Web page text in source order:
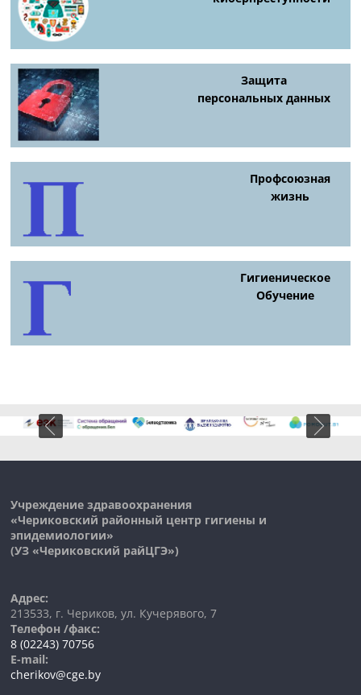
Защита
персональных данных
Профсоюзная
жизнь
Гигиеническое
Обучение
Учреждение здравоохранения
«Чериковский районный центр гигиены и
эпидемиологии»
(УЗ «Чериковский райЦГЭ»)
Адрес:
213533, г. Чериков, ул. Кучерявого, 7
Телефон /факс:
8 (02243) 70756
E-mail:
cherikov@cge.by